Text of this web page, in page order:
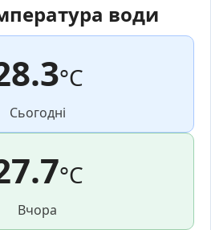
води
°C
Сьогодні
°C
Вчора